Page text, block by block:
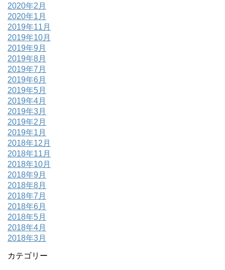
2020年2月
2020年1月
2019年11月
2019年10月
2019年9月
2019年8月
2019年7月
2019年6月
2019年5月
2019年4月
2019年3月
2019年2月
2019年1月
2018年12月
2018年11月
2018年10月
2018年9月
2018年8月
2018年7月
2018年6月
2018年5月
2018年4月
2018年3月
カテゴリー